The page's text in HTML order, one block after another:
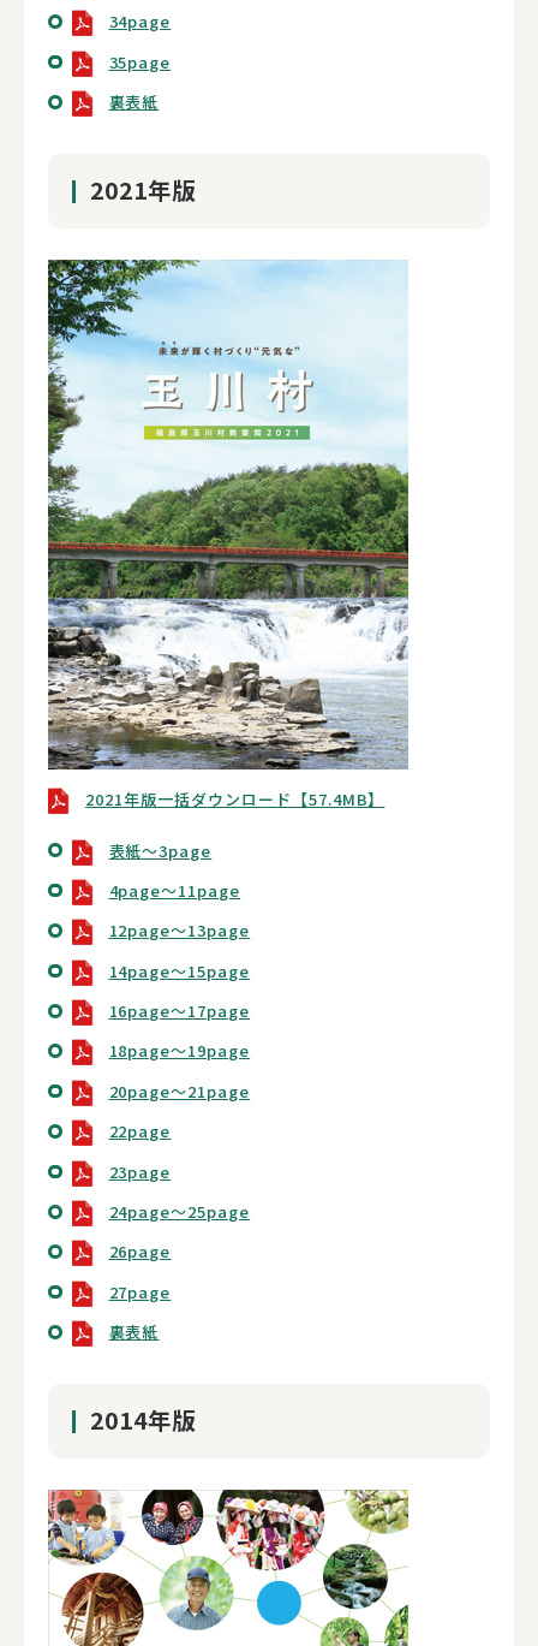
34page
35page
裏表紙
2021年版
2021年版一括ダウンロード【57.4MB】
表紙～3page
4page～11page
12page～13page
14page～15page
16page～17page
18page～19page
20page～21page
22page
23page
24page～25page
26page
27page
裏表紙
2014年版